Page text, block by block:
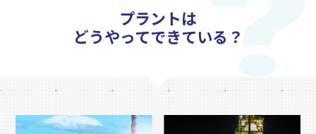
プラントは
どうやってできている？